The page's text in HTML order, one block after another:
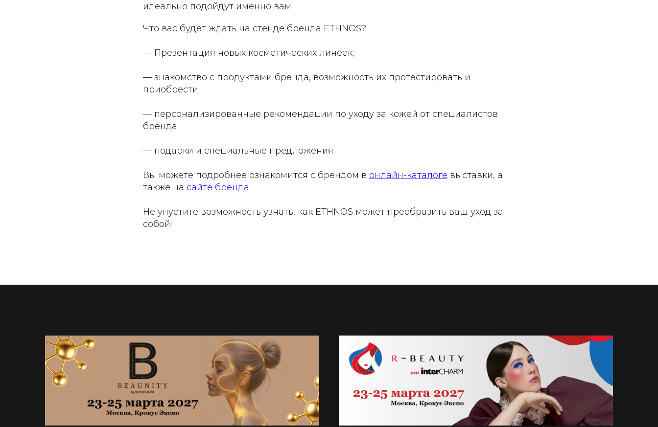
идеально подойдут именно вам.
Что вас будет ждать на стенде бренда ETHNOS?
— Презентация новых косметических линеек;
— знакомство с продуктами бренда, возможность их протестировать и
приобрести;
— персонализированные рекомендации по уходу за кожей от специалистов
бренда;
— подарки и специальные предложения.
Вы можете подробнее ознакомится с брендом в онлайн-каталоге выставки, а
также на сайте бренда.
Не упустите возможность узнать, как ETHNOS может преобразить ваш уход за
собой!